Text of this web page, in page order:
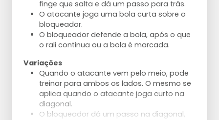
finge que salta e dá um passo para trás.
O atacante joga uma bola curta sobre o
bloqueador.
O bloqueador defende a bola, após o que
o rali continua ou a bola é marcada.
Variações
Quando o atacante vem pelo meio, pode
treinar para ambos os lados. O mesmo se
aplica quando o atacante joga curto na
diagonal.
O bloqueador dá um passo na diagonal,